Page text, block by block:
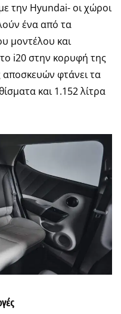
την Hyundai- οι χώροι
ένα από τα
μοντέλου και
i20 στην κορυφή της
φτάνει τα
και 1.152 λίτρα